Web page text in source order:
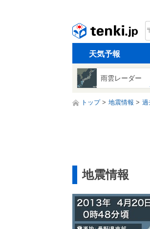
天気予報
雨雲レーダー
トップ 地震情報 過
地震情報